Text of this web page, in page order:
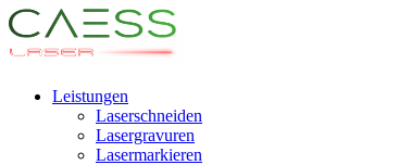
Leistungen
Laserschneiden
Lasergravuren
Lasermarkieren